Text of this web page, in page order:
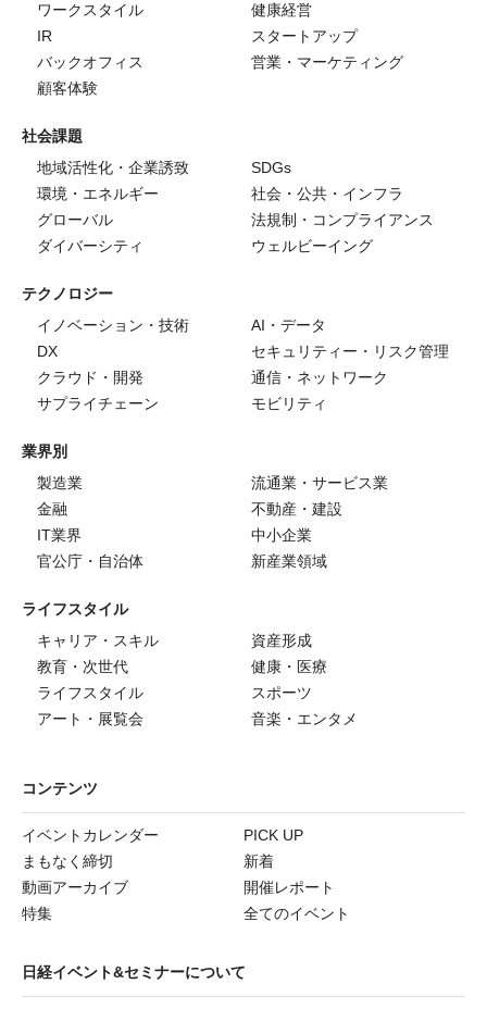
ワークスタイル
健康経営
IR
スタートアップ
バックオフィス
営業・マーケティング
顧客体験
社会課題
地域活性化・企業誘致
SDGs
環境・エネルギー
社会・公共・インフラ
グローバル
法規制・コンプライアンス
ダイバーシティ
ウェルビーイング
テクノロジー
イノベーション・技術
AI・データ
DX
セキュリティー・リスク管理
クラウド・開発
通信・ネットワーク
サプライチェーン
モビリティ
業界別
製造業
流通業・サービス業
金融
不動産・建設
IT業界
中小企業
官公庁・自治体
新産業領域
ライフスタイル
キャリア・スキル
資産形成
教育・次世代
健康・医療
ライフスタイル
スポーツ
アート・展覧会
音楽・エンタメ
コンテンツ
イベントカレンダー
PICK UP
まもなく締切
新着
動画アーカイブ
開催レポート
特集
全てのイベント
日経イベント&セミナーについて